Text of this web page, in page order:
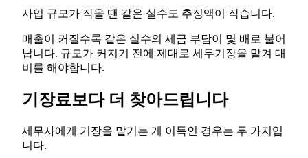
사업 규모가 작을 땐 같은 실수도 추징액이 작습니다.
매출이 커질수록 같은 실수의 세금 부담이 몇 배로 불어
납니다. 규모가 커지기 전에 제대로 세무기장을 맡겨 대
비를 해야합니다.
기장료보다 더 찾아드립니다
세무사에게 기장을 맡기는 게 이득인 경우는 두 가지입
니다.